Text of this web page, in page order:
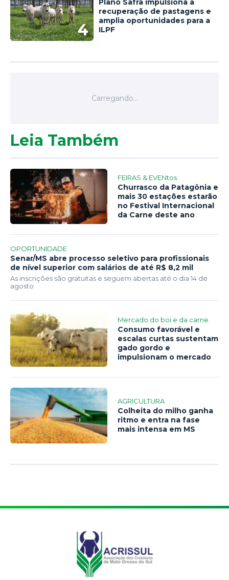
4
Plano Safra impulsiona a
recuperação de pastagens e
amplia oportunidades para a
ILPF
Leia Também
FEIRAS & EVENtos
Churrasco da Patagônia e
mais 30 estações estarão
no Festival Internacional
da Carne deste ano
OPORTUNIDADE
Senar/MS abre processo seletivo para profissionais
de nível superior com salários de até R$ 8,2 mil
As inscrições são gratuitas e seguem abertas até o dia 14 de
agosto
Mercado do boi e da carne
Consumo favorável e
escalas curtas sustentam
gado gordo e
impulsionam o mercado
AGRICULTURA
Colheita do milho ganha
ritmo e entra na fase
mais intensa em MS